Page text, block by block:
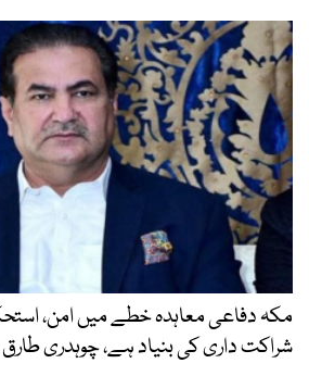
مکہ دفاعی معاہدہ خطے میں امن،
شراکت داری کی بنیاد ہے، چوہدری طارق